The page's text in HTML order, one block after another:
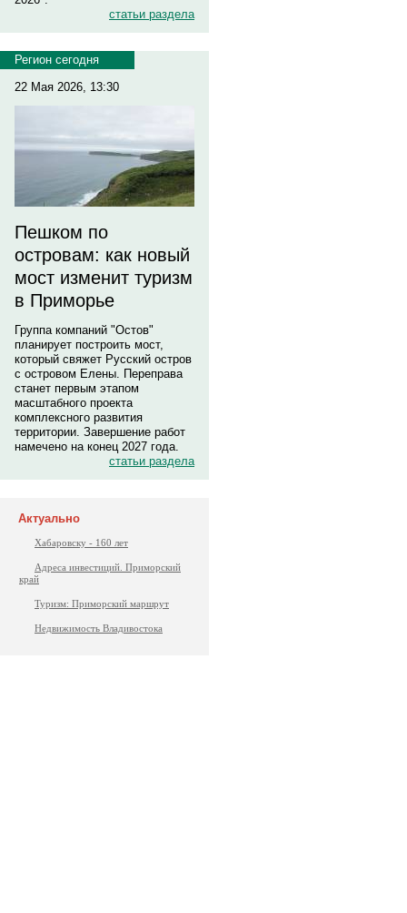
статьи раздела
Регион сегодня
22 Мая 2026, 13:30
Пешком по
островам: как новый
мост изменит туризм
в Приморье
Группа компаний "Остов"
планирует построить мост,
который свяжет Русский остров
с островом Елены. Переправа
станет первым этапом
масштабного проекта
комплексного развития
территории. Завершение работ
намечено на конец 2027 года.
статьи раздела
Актуально
Хабаровску - 160 лет
Адреса инвестиций. Приморский
край
Туризм: Приморский маршрут
Недвижимость Владивостока